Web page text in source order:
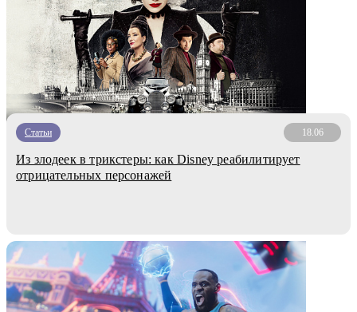
Статьи 18.06
Из злодеек в трикстеры: как Disney реабилитирует
отрицательных персонажей